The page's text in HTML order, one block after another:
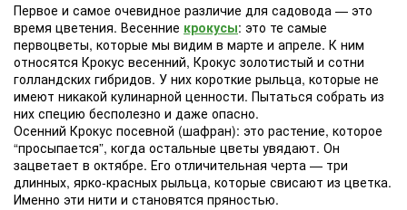
Первое и самое очевидное различие для садовода — это
время цветения. Весенние крокусы: это те самые
первоцветы, которые мы видим в марте и апреле. К ним
относятся Крокус весенний, Крокус золотистый и сотни
голландских гибридов. У них короткие рыльца, которые не
имеют никакой кулинарной ценности. Пытаться собрать из
них специю бесполезно и даже опасно.
Осенний Крокус посевной (шафран): это растение, которое
“просыпается”, когда остальные цветы увядают. Он
зацветает в октябре. Его отличительная черта — три
длинных, ярко-красных рыльца, которые свисают из цветка.
Именно эти нити и становятся пряностью.